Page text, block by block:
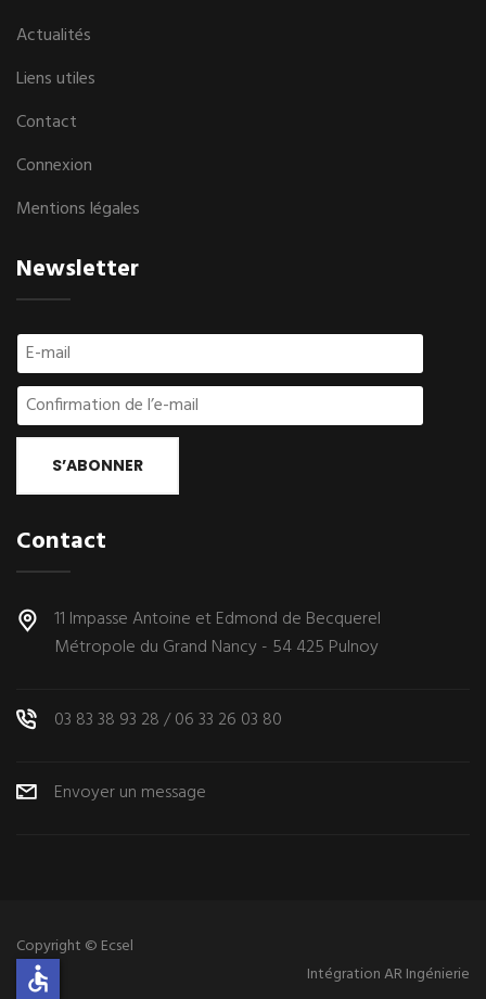
Actualités
Liens utiles
Contact
Connexion
Mentions légales
Newsletter
S’ABONNER
Contact
11 Impasse Antoine et Edmond de Becquerel
Métropole du Grand Nancy - 54 425 Pulnoy
03 83 38 93 28/06 33 26 03 80
Envoyer un message
Copyright © Ecsel
Intégration AR Ingénierie
accessible